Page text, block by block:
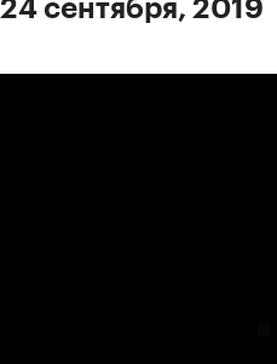
сентября, 2019